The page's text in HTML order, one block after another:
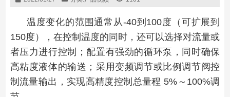
温度变化的范围通常从-40到100度（可扩展到
150度），在控制温度的同时，还可以选择对流量或
者压力进行控制；配置有强劲的循环泵，同时确保
高粘度液体的输送；采用变频调节或比例调节阀控
制流量输出，实现高精度控制总量程 5%～100%调